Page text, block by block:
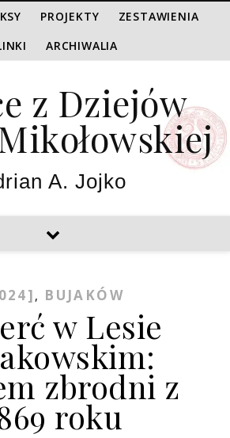
PROJEKTY
ZESTAWIENIA
ARCHIWALIA
z Dziejów
A. Jojko
, BUJAKÓW
w Lesie
zbrodni z
roku